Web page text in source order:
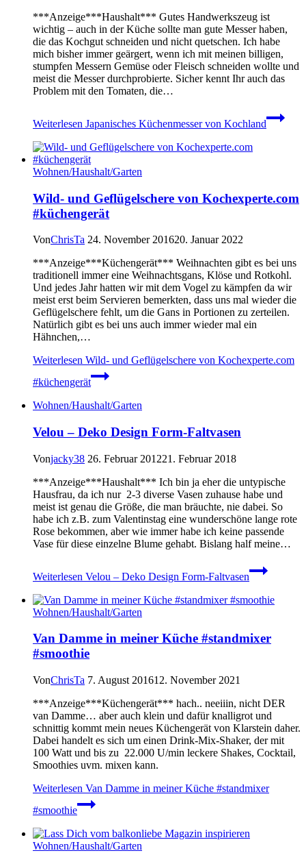
***Anzeige***Haushalt*** Gutes Handwerkszeug ist
wichtig – auch in der Küche sollte man gute Messer haben,
die das Kochgut schneiden und nicht quetschen. Ich habe
mich bisher immer geärgert, wenn ich mit meinen billigen,
stumpfen Messern Gemüse oder Fleisch schneiden wollte und
meist die Messer durchprobierte. Sicher kennt Ihr auch das
Problem mit den Tomaten, die…
Weiterlesen Japanisches Küchenmesser von Kochland
Wohnen/Haushalt/Garten
Wild- und Geflügelschere von Kochexperte.com
#küchengerät
VonChrisTa 24. November 201620. Januar 2022
***Anzeige***Küchengerät*** Weihnachten gibt es bei uns
traditionell immer eine Weihnachtsgans, Klöse und Rotkohl.
Und jedes Jahr hatten wir mit dem Vogel zu kämpfen da wir
meist erst beim Servieren bemerkten, dass uns mal wieder die
Geflügelschere fehlt, um die Gans in Portionen zu zerteilen.
Natürlich gibt es bei uns auch immer wieder mal ein
Hähnchen,…
Weiterlesen Wild- und Geflügelschere von Kochexperte.com
#küchengerät
Wohnen/Haushalt/Garten
Velou – Deko Design Form-Faltvasen
Vonjacky38 26. Februar 201221. Februar 2018
***Anzeige***Haushalt*** Ich bin ja eher die untypische
Hausfrau, da ich nur 2-3 diverse Vasen zuhause habe und
meist ist genau die Größe, die man bräuchte, nie dabei. So
habe ich z.B. zum Valentinstag eine wunderschöne lange rote
Rose bekommen, aber wie immer habe ich keine passende
Vase für diese einzelne Blume gehabt. Bislang half meine…
Weiterlesen Velou – Deko Design Form-Faltvasen
Wohnen/Haushalt/Garten
Van Damme in meiner Küche #standmixer
#smoothie
VonChrisTa 7. August 201612. November 2021
***Anzeige***Küchengerät*** hach.. neeiiin, nicht DER
van Damme… aber auch klein und dafür knalligrot und
schnittig kommt mein neues Küchengerät von Klarstein daher.
Dabei handelt es sich um einen Drink-Mix-Shaker, der mit
100 Watt und bis zu 22.000 U/min leckere Shakes, Cocktail,
Smoothies uvm. mixen kann.
Weiterlesen Van Damme in meiner Küche #standmixer
#smoothie
Wohnen/Haushalt/Garten